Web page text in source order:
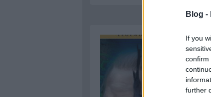
Blog -
If you
confirm
further